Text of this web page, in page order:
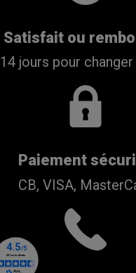
Satisfait ou
14 jours pour
Paiement
CB, VISA,